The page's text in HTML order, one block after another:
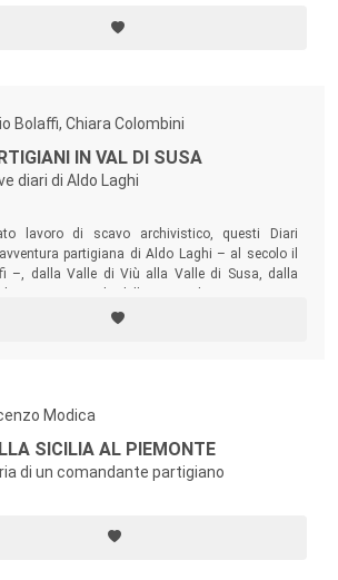
loro progetti politico-culturali e del loro
di consegnare alla storia “di casa” un
Bolaffi, Chiara Colombini
IN VAL DI SUSA
diari di Aldo Laghi
lavoro di scavo archivistico, questi Diari
partigiana di Aldo Laghi – al secolo il
–, dalla Valle di Viù alla Valle di Susa, dalla
nel quale affiorano la complessità e la
da chi combatteva, riaffermandone il
Modica
SICILIA AL PIEMONTE
di un comandante partigiano